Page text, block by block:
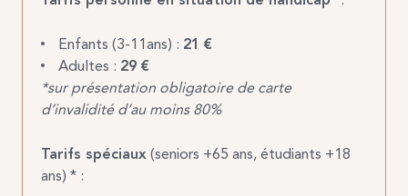
Enfants (3-11ans) : 21 €
Adultes : 29 €
*sur présentation obligatoire de carte
d’invalidité d’au moins 80%
Tarifs spéciaux (seniors +65 ans, étudiants +18
ans) * :